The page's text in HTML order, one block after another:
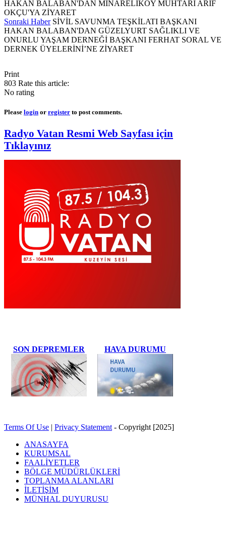
HAKAN BALABAN'DAN MİNARELİKÖY MUHTARI ARİF
OKÇU'YA ZİYARET
Sonraki Haber SİVİL SAVUNMA TEŞKİLATI BAŞKANI
HAKAN BALABAN'DAN GÜZELYURT SAĞLIKLI VE
ONURLU YAŞAM DERNEĞİ BAŞKANI FERHAT SORAL VE
DERNEK ÜYELERİNİ’NE ZİYARET
Print
803 Rate this article:
No rating
Please login or register to post comments.
Radyo Vatan Resmi Web Sayfası için
Tıklayınız
SON DEPREMLER HAVA DURUMU
Terms Of Use | Privacy Statement - Copyright [2025]
ANASAYFA
KURUMSAL
FAALİYETLER
BÖLGE MÜDÜRLÜKLERİ
TOPLANMA ALANLARI
İLETİŞİM
MÜNHAL DUYURUSU